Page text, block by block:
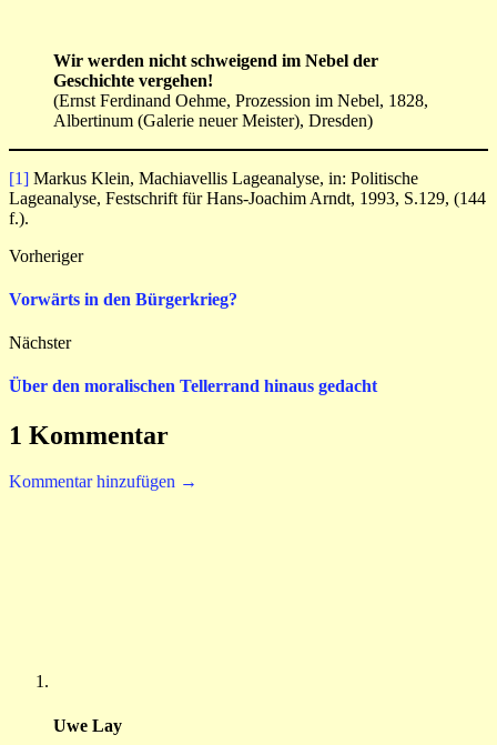
Wir werden nicht schweigend im Nebel der
Geschichte vergehen!
(Ernst Ferdinand Oehme, Prozession im Nebel, 1828,
Albertinum (Galerie neuer Meister), Dresden)
[1] Markus Klein, Machiavellis Lage­ana­lyse, in: Politische
Lageanalyse, Fest­schrift für Hans-Joachim Arndt, 1993, S.129, (144
f.).
Vorheriger
Vorwärts in den Bürgerkrieg?
Nächster
Über den moralischen Tellerrand hinaus gedacht
1 Kommentar
Kommentar hinzufügen →
Uwe Lay